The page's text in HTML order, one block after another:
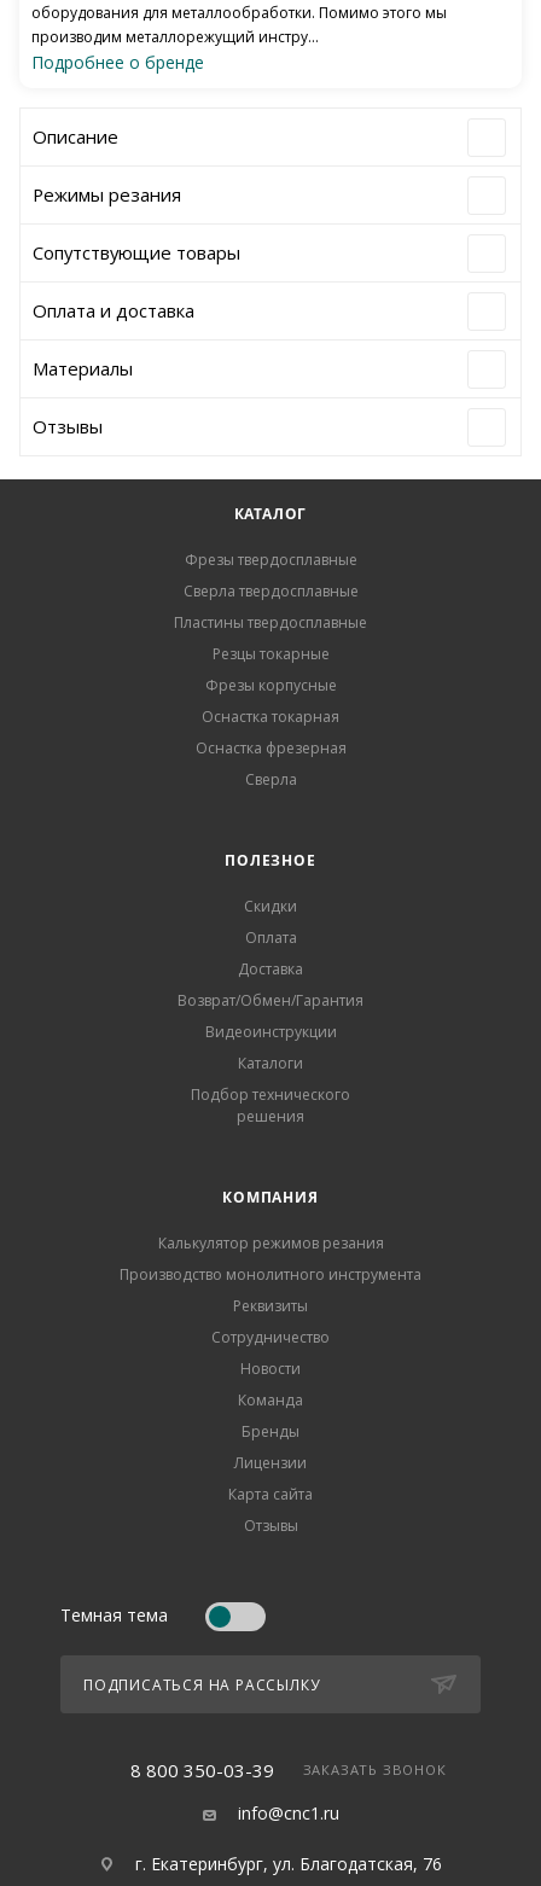
оборудования для металлообработки. Помимо этого мы
производим металлорежущий инстру...
Подробнее о бренде
Описание
Режимы резания
Сопутствующие товары
Оплата и доставка
Материалы
Отзывы
КАТАЛОГ
Фрезы твердосплавные
Сверла твердосплавные
Пластины твердосплавные
Резцы токарные
Фрезы корпусные
Оснастка токарная
Оснастка фрезерная
Сверла
ПОЛЕЗНОЕ
Скидки
Оплата
Доставка
Возврат/Обмен/Гарантия
Видеоинструкции
Каталоги
Подбор технического
решения
КОМПАНИЯ
Калькулятор режимов резания
Производство монолитного инструмента
Реквизиты
Сотрудничество
Новости
Команда
Бренды
Лицензии
Карта сайта
Отзывы
Темная тема
ПОДПИСАТЬСЯ НА РАССЫЛКУ
8 800 350-03-39 ЗАКАЗАТЬ ЗВОНОК
info@cnc1.ru
г. Екатеринбург, ул. Благодатская, 76